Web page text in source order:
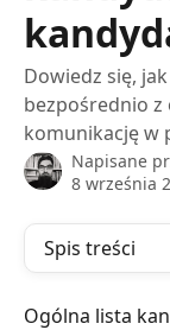
Dowiedz się,
bezpośrednio
komunikację w
Napisane
8 września
Spis treści
Ogólna lista